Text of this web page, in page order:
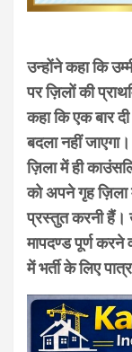
उन्होंने कहा कि
पर ज़िलों की
कहा कि एक बार
बदला नहीं
ज़िला में ही
को अपने गृह ज़िला
प्रस्तुत करनी हैं।
मापदण्ड पूर्ण करने
में भर्ती के लिए